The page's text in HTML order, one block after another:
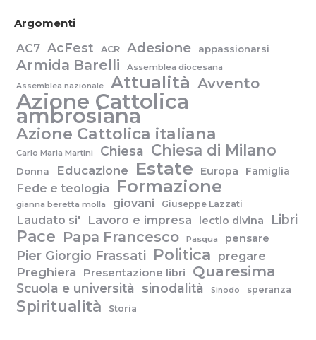
Argomenti
AC7 AcFest ACR Adesione appassionarsi
Armida Barelli Assemblea diocesana
Assemblea nazionale Attualità Avvento
Azione Cattolica
ambrosiana
Azione Cattolica italiana
Carlo Maria Martini Chiesa Chiesa di Milano
Donna Educazione Estate Europa Famiglia
Fede e teologia Formazione
gianna beretta molla giovani Giuseppe Lazzati
Laudato si' Lavoro e impresa lectio divina Libri
Pace Papa Francesco Pasqua pensare
Pier Giorgio Frassati Politica pregare
Preghiera
Presentazione libri Quaresima
Scuola e università sinodalità Sinodo speranza
Spiritualità Storia